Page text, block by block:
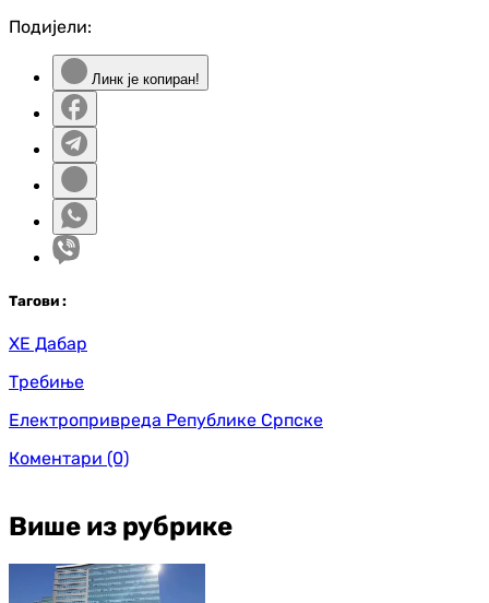
Подијели:
Линк је копиран!
Тагови :
ХЕ Дабар
Требиње
Електропривреда Републике Српске
Коментари (0)
Више из рубрике